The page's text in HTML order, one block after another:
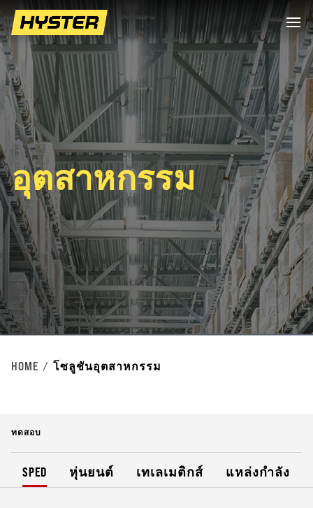
อุตสาหกรรม
HOME โซลูชันอุตสาหกรรม
ทดสอบ
SPED หุ่นยนต์ เทเลเมติกส์ แหล่งกำลัง